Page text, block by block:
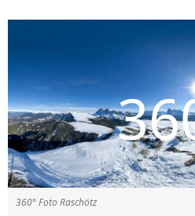
360° Foto Raschötz